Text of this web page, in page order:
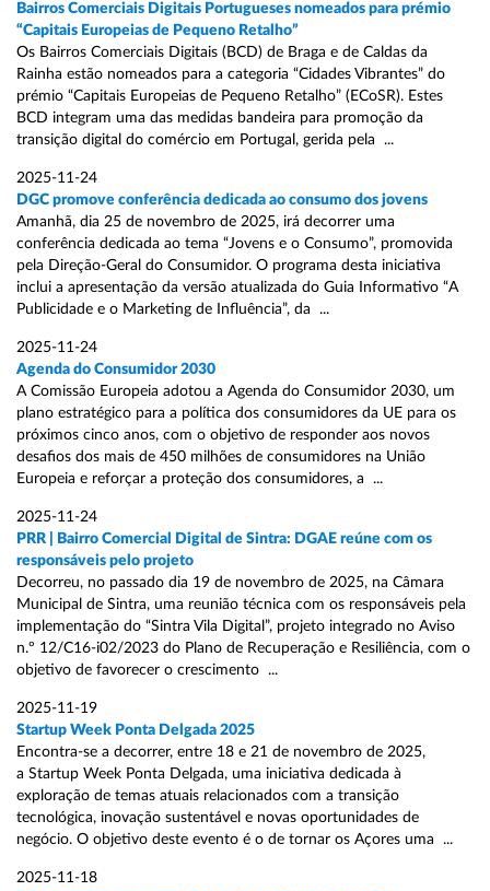
Bairros Comerciais Digitais Portugueses nomeados para prémio
“Capitais Europeias de Pequeno Retalho”
Os Bairros Comerciais Digitais (BCD) de Braga e de Caldas da
Rainha estão nomeados para a categoria “Cidades Vibrantes” do
prémio “Capitais Europeias de Pequeno Retalho” (ECoSR). Estes
BCD integram uma das medidas bandeira para promoção da
transição digital do comércio em Portugal, gerida pela ...
2025-11-24
DGC promove conferência dedicada ao consumo dos jovens
Amanhã, dia 25 de novembro de 2025, irá decorrer uma
conferência dedicada ao tema “Jovens e o Consumo”, promovida
pela Direção-Geral do Consumidor. O programa desta iniciativa
inclui a apresentação da versão atualizada do Guia Informativo “A
Publicidade e o Marketing de Influência”, da ...
2025-11-24
Agenda do Consumidor 2030
A Comissão Europeia adotou a Agenda do Consumidor 2030, um
plano estratégico para a política dos consumidores da UE para os
próximos cinco anos, com o objetivo de responder aos novos
desafios dos mais de 450 milhões de consumidores na União
Europeia e reforçar a proteção dos consumidores, a ...
2025-11-24
PRR | Bairro Comercial Digital de Sintra: DGAE reúne com os
responsáveis pelo projeto
Decorreu, no passado dia 19 de novembro de 2025, na Câmara
Municipal de Sintra, uma reunião técnica com os responsáveis pela
implementação do “Sintra Vila Digital”, projeto integrado no Aviso
n.º 12/C16-i02/2023 do Plano de Recuperação e Resiliência, com o
objetivo de favorecer o crescimento ...
2025-11-19
Startup Week Ponta Delgada 2025
Encontra-se a decorrer, entre 18 e 21 de novembro de 2025,
a Startup Week Ponta Delgada, uma iniciativa dedicada à
exploração de temas atuais relacionados com a transição
tecnológica, inovação sustentável e novas oportunidades de
negócio. O objetivo deste evento é o de tornar os Açores uma ...
2025-11-18